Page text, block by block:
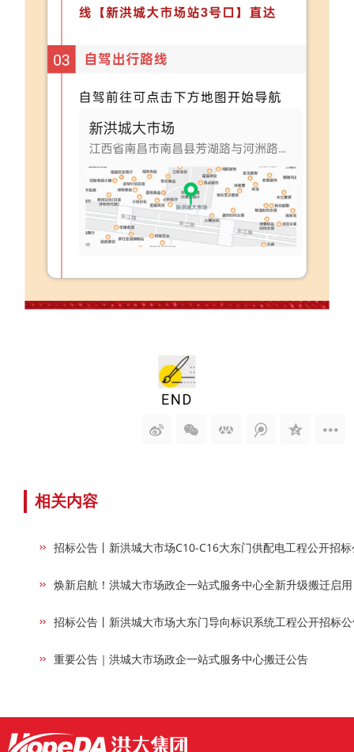
相关内容
招标公告丨新洪城大市场C10-C16大东门供配电工程公开招
焕新启航！洪城大市场政企一站式服务中心全新升级搬迁启用
招标公告丨新洪城大市场大东门导向标识系统工程公开招标
重要公告｜洪城大市场政企一站式服务中心搬迁公告